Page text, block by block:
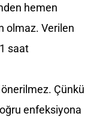
hemen
olmaz. Verilen
saat
Çünkü
enfeksiyona